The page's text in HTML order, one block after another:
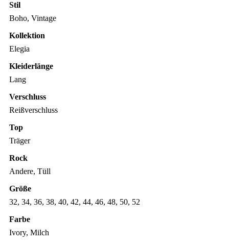
Stil
Boho, Vintage
Kollektion
Elegia
Kleiderlänge
Lang
Verschluss
Reißverschluss
Top
Träger
Rock
Andere, Tüll
Größe
32, 34, 36, 38, 40, 42, 44, 46, 48, 50, 52
Farbe
Ivory, Milch